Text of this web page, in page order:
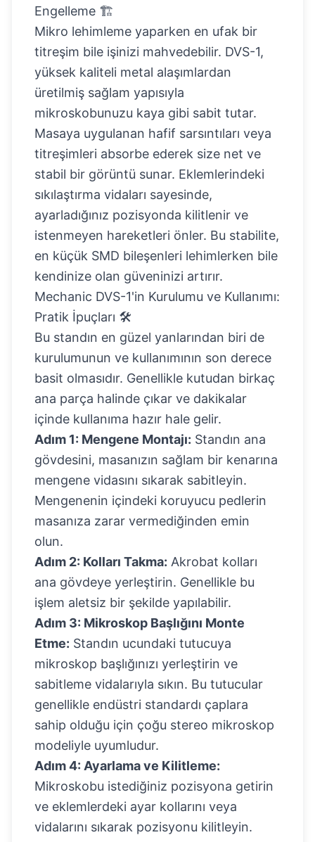
Engelleme 🏗️
Mikro lehimleme yaparken en ufak bir
titreşim bile işinizi mahvedebilir. DVS-1,
yüksek kaliteli metal alaşımlardan
üretilmiş sağlam yapısıyla
mikroskobunuzu kaya gibi sabit tutar.
Masaya uygulanan hafif sarsıntıları veya
titreşimleri absorbe ederek size net ve
stabil bir görüntü sunar. Eklemlerindeki
sıkılaştırma vidaları sayesinde,
ayarladığınız pozisyonda kilitlenir ve
istenmeyen hareketleri önler. Bu stabilite,
en küçük SMD bileşenleri lehimlerken bile
kendinize olan güveninizi artırır.
Mechanic DVS-1'in Kurulumu ve Kullanımı:
Pratik İpuçları 🛠️
Bu standın en güzel yanlarından biri de
kurulumunun ve kullanımının son derece
basit olmasıdır. Genellikle kutudan birkaç
ana parça halinde çıkar ve dakikalar
içinde kullanıma hazır hale gelir.
Adım 1: Mengene Montajı: Standın ana
gövdesini, masanızın sağlam bir kenarına
mengene vidasını sıkarak sabitleyin.
Mengenenin içindeki koruyucu pedlerin
masanıza zarar vermediğinden emin
olun.
Adım 2: Kolları Takma: Akrobat kolları
ana gövdeye yerleştirin. Genellikle bu
işlem aletsiz bir şekilde yapılabilir.
Adım 3: Mikroskop Başlığını Monte
Etme: Standın ucundaki tutucuya
mikroskop başlığınızı yerleştirin ve
sabitleme vidalarıyla sıkın. Bu tutucular
genellikle endüstri standardı çaplara
sahip olduğu için çoğu stereo mikroskop
modeliyle uyumludur.
Adım 4: Ayarlama ve Kilitleme:
Mikroskobu istediğiniz pozisyona getirin
ve eklemlerdeki ayar kollarını veya
vidalarını sıkarak pozisyonu kilitleyin.